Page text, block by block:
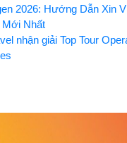
2026: Hướng Dẫn Xin
Nhất
nhận giải Top Tour